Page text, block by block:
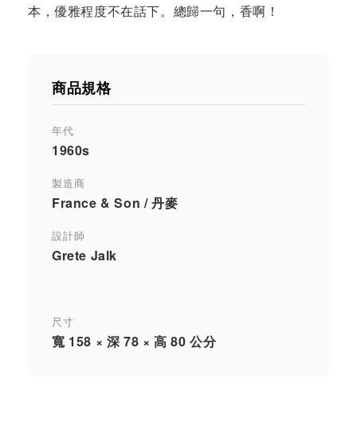
本，優雅程度不在話下。總歸一句，香啊！
商品規格
年代
1960s
製造商
France & Son / 丹麥
設計師
Grete Jalk
尺寸
寬 158 × 深 78 × 高 80 公分